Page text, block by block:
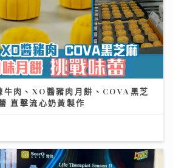
牛肉、XO醬豬肉月餅、COVA黑芝
直擊流心奶黃製作